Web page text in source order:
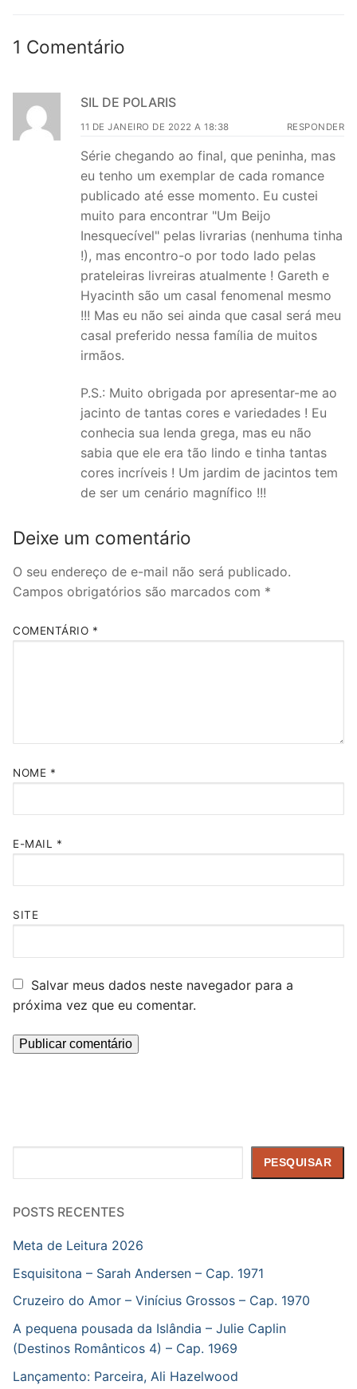
1 Comentário
SIL DE POLARIS
11 DE JANEIRO DE 2022 A 18:38 RESPONDER
Série chegando ao final, que peninha, mas
eu tenho um exemplar de cada romance
publicado até esse momento. Eu custei
muito para encontrar "Um Beijo
Inesquecível" pelas livrarias (nenhuma tinha
!), mas encontro-o por todo lado pelas
prateleiras livreiras atualmente ! Gareth e
Hyacinth são um casal fenomenal mesmo
!!! Mas eu não sei ainda que casal será meu
casal preferido nessa família de muitos
irmãos.
P.S.: Muito obrigada por apresentar-me ao
jacinto de tantas cores e variedades ! Eu
conhecia sua lenda grega, mas eu não
sabia que ele era tão lindo e tinha tantas
cores incríveis ! Um jardim de jacintos tem
de ser um cenário magnífico !!!
Deixe um comentário
O seu endereço de e-mail não será publicado.
Campos obrigatórios são marcados com *
COMENTÁRIO *
NOME *
E-MAIL *
SITE
Salvar meus dados neste navegador para a
próxima vez que eu comentar.
PESQUISAR
POSTS RECENTES
Meta de Leitura 2026
Esquisitona – Sarah Andersen – Cap. 1971
Cruzeiro do Amor – Vinícius Grossos – Cap. 1970
A pequena pousada da Islândia – Julie Caplin
(Destinos Românticos 4) – Cap. 1969
Lançamento: Parceira, Ali Hazelwood